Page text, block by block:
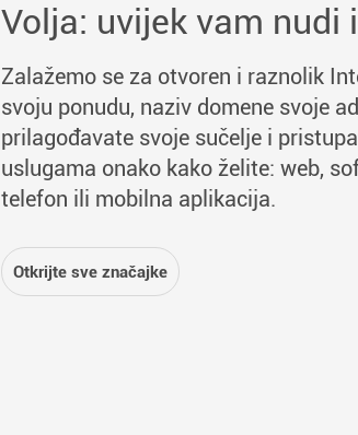
Volja: uvijek vam nudi
Zalažemo se za otvoren i raznolik
svoju ponudu, naziv domene svoje
prilagođavate svoje sučelje i
uslugama onako kako želite: web,
telefon ili mobilna aplikacija.
Otkrijte sve značajke